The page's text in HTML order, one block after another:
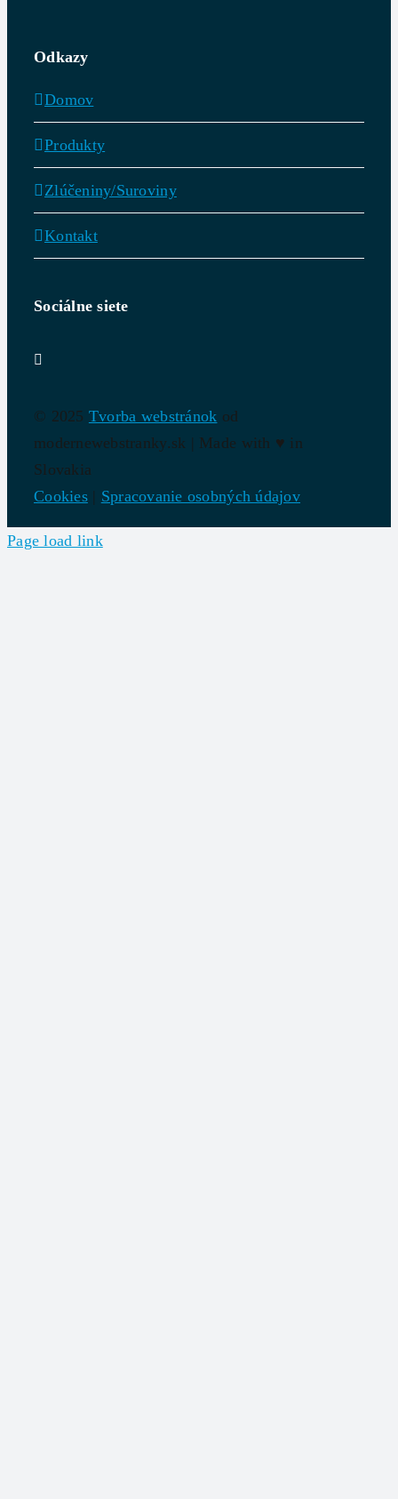
Odkazy
Domov
Produkty
Zlúčeniny/Suroviny
Kontakt
Sociálne siete
© 2025 Tvorba webstránok od
modernewebstranky.sk | Made with ♥ in
Slovakia
Cookies | Spracovanie osobných údajov
Page load link